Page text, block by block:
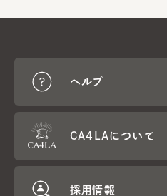
ヘルプ
CA4LAについて
採用情報